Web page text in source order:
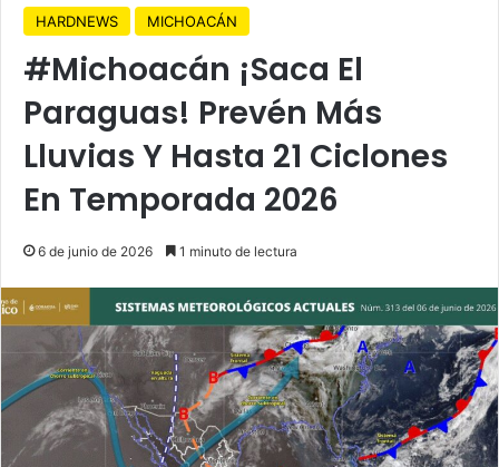
HARDNEWS MICHOACÁN
#Michoacán ¡Saca El
Paraguas! Prevén Más
Lluvias Y Hasta 21 Ciclones
En Temporada 2026
6 de junio de 2026 1 minuto de lectura